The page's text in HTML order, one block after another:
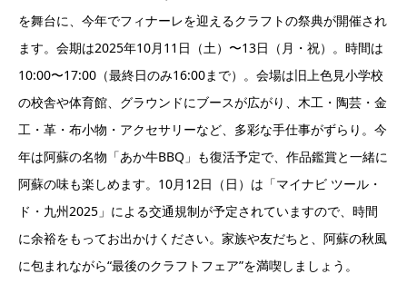
を舞台に、今年でフィナーレを迎えるクラフトの祭典が開催され
ます。会期は2025年10月11日（土）〜13日（月・祝）。時間は
10:00〜17:00（最終日のみ16:00まで）。会場は旧上色見小学校
の校舎や体育館、グラウンドにブースが広がり、木工・陶芸・金
工・革・布小物・アクセサリーなど、多彩な手仕事がずらり。今
年は阿蘇の名物「あか牛BBQ」も復活予定で、作品鑑賞と一緒に
阿蘇の味も楽しめます。10月12日（日）は「マイナビ ツール・
ド・九州2025」による交通規制が予定されていますので、時間
に余裕をもってお出かけください。家族や友だちと、阿蘇の秋風
に包まれながら“最後のクラフトフェア”を満喫しましょう。